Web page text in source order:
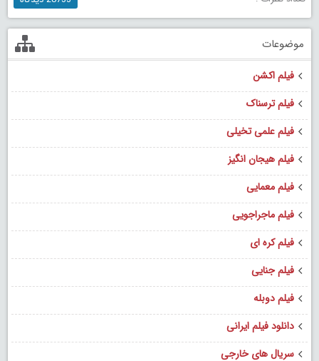
موضوعات
فیلم اکشن
فیلم ترسناک
فیلم علمی تخیلی
فیلم هیجان انگیز
فیلم معمایی
فیلم ماجراجویی
فیلم کره ای
فیلم جنایی
فیلم دوبله
دانلود فیلم ایرانی
سریال های خارجی